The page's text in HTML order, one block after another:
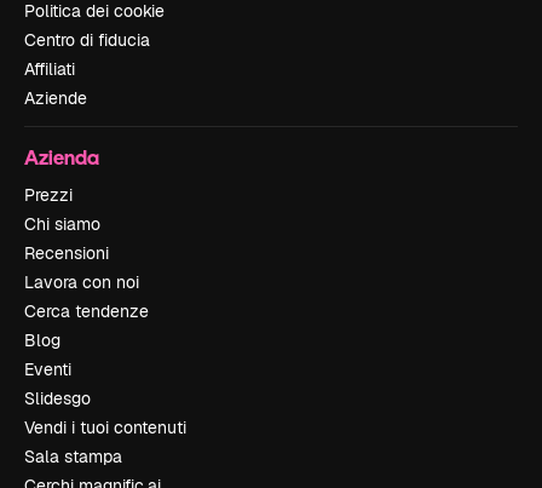
Politica dei cookie
Centro di fiducia
Affiliati
Aziende
Azienda
Prezzi
Chi siamo
Recensioni
Lavora con noi
Cerca tendenze
Blog
Eventi
Slidesgo
Vendi i tuoi contenuti
Sala stampa